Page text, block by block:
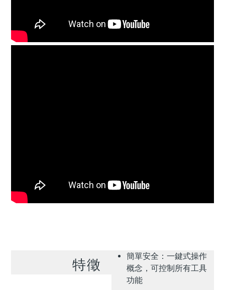
特徵
簡單安全：一鍵式操作
概念，可控制所有工具
功能